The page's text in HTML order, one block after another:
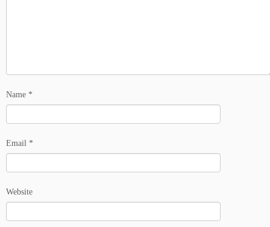
Name *
Email *
Website